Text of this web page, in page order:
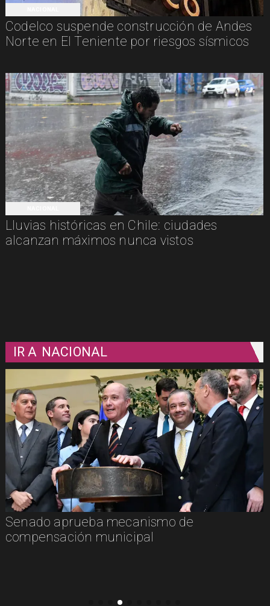
Codelco suspende construcción de Andes
Norte en El Teniente por riesgos sísmicos
Lluvias históricas en Chile: ciudades
alcanzan máximos nunca vistos
IR A NACIONAL
Senado aprueba mecanismo de
compensación municipal